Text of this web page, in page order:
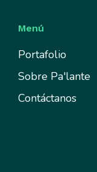
Menú
Portafolio
Sobre Pa'lante
Contáctanos